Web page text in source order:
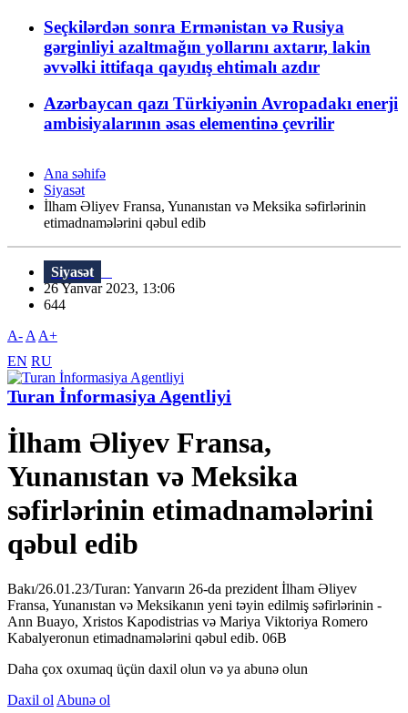
Seçkilərdən sonra Ermənistan və Rusiya
gərginliyi azaltmağın yollarını axtarır, lakin
əvvəlki ittifaqa qayıdış ehtimalı azdır
Azərbaycan qazı Türkiyənin Avropadakı enerji
ambisiyalarının əsas elementinə çevrilir
Ana səhifə
Siyasət
İlham Əliyev Fransa, Yunanıstan və Meksika səfirlərinin
etimadnamələrini qəbul edib
Siyasət
26 Yanvar 2023, 13:06
644
A- A A+
EN RU
Turan İnformasiya Agentliyi
İlham Əliyev Fransa,
Yunanıstan və Meksika
səfirlərinin etimadnamələrini
qəbul edib
Bakı/26.01.23/Turan: Yanvarın 26-da prezident İlham Əliyev
Fransa, Yunanıstan və Meksikanın yeni təyin edilmiş səfirlərinin -
Ann Buayo, Xristos Kapodistrias və Mariya Viktoriya Romero
Kabalyeronun etimadnamələrini qəbul edib. 06В
Daha çox oxumaq üçün daxil olun və ya abunə olun
Daxil ol Abunə ol